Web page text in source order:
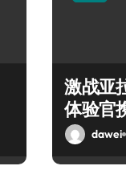
激战亚
体验官
战盛宴
dawei